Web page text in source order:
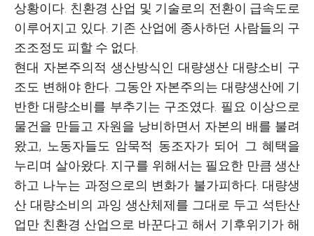
상황이다. 친환경 산업 및 기술로의 전환이 급속도로
이루어지고 있다. 기존 산업에 종사하던 사람들의 구
조조정도 피할 수 없다.
현대 자본주의적 생산방식인 대량생산 대량소비 구
조도 변해야 한다. 그동안 자본주의는 대량생산에 기
반한 대량소비를 부추기는 구조였다. 필요 이상으로
물건을 만들고 자원을 낭비하면서 자본의 배를 불려
왔고, 노동자들도 암묵적 동조자가 되어 그 혜택을
누리며 살아왔다. 지구를 위해서는 필요한 만큼 생산
하고 나누는 과정으로의 변화가 불가피하다. 대량생
산 대량소비의 과잉 생산체제를 그대로 두고 석탄산
업만 친환경 산업으로 바꾼다고 해서 기후위기가 해